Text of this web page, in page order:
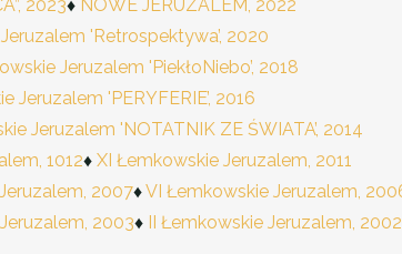
2023
NOWE JERUZALEM, 2022
'Retrospektywa’, 2020
Jeruzalem 'PiekłoNiebo’, 2018
Jeruzalem 'PERYFERIE’, 2016
Jeruzalem 'NOTATNIK ZE ŚWIATA’, 2014
1012
XI Łemkowskie Jeruzalem, 2011
2007 VI Łemkowskie Jeruzalem,
2003
II Łemkowskie Jeruzalem, 2002